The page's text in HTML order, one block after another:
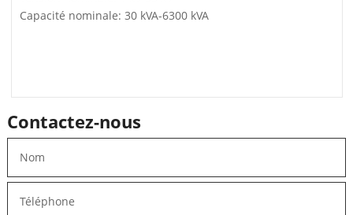
Capacité nominale: 30 kVA-6300 kVA
Contactez-nous